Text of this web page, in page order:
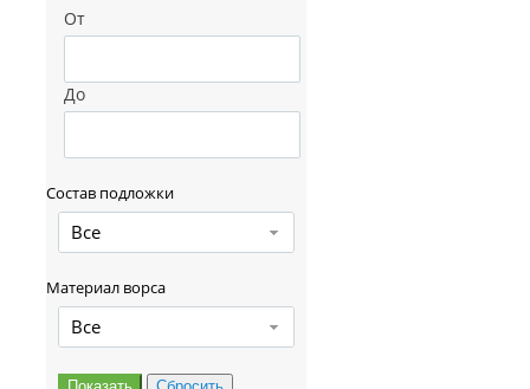
От
До
Состав подложки
Все
Материал ворса
Все